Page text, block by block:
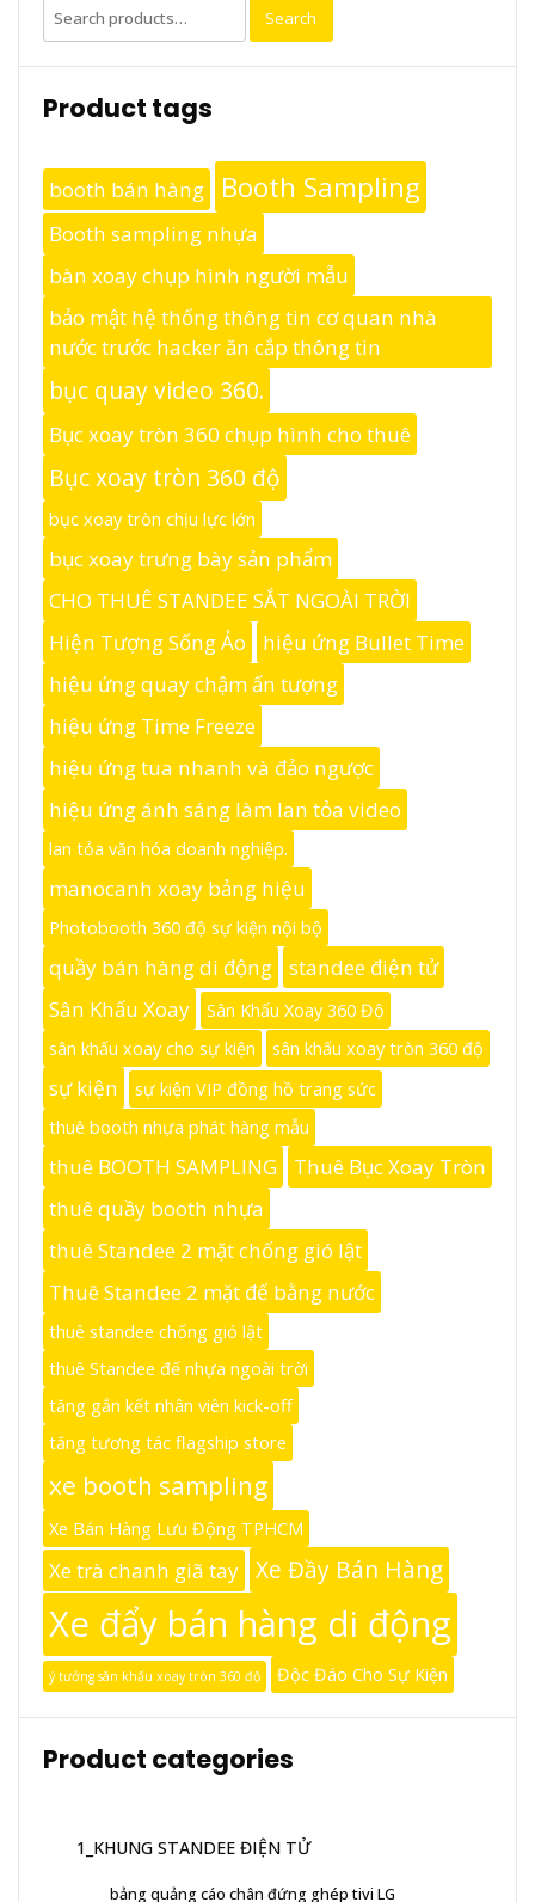
Search
for:
Search
Product tags
booth bán hàng Booth Sampling
Booth sampling nhựa
bàn xoay chụp hình người mẫu
bảo mật hệ thống thông tin cơ quan nhà
nước trước hacker ăn cắp thông tin
bục quay video 360.
Bục xoay tròn 360 chụp hình cho thuê
Bục xoay tròn 360 độ
bục xoay tròn chịu lực lớn
bục xoay trưng bày sản phẩm
CHO THUÊ STANDEE SẮT NGOÀI TRỜI
Hiện Tượng Sống Ảo
hiệu ứng Bullet Time
hiệu ứng quay chậm ấn tượng
hiệu ứng Time Freeze
hiệu ứng tua nhanh và đảo ngược
hiệu ứng ánh sáng làm lan tỏa video
lan tỏa văn hóa doanh nghiệp.
manocanh xoay bảng hiệu
Photobooth 360 độ sự kiện nội bộ
quầy bán hàng di động
standee điện tử
Sân Khấu Xoay
Sân Khấu Xoay 360 Độ
sân khấu xoay cho sự kiện
sân khấu xoay tròn 360 độ
sự kiện
sự kiện VIP đồng hồ trang sức
thuê booth nhựa phát hàng mẫu
thuê BOOTH SAMPLING
Thuê Bục Xoay Tròn
thuê quầy booth nhựa
thuê Standee 2 mặt chống gió lật
Thuê Standee 2 mặt đế bằng nước
thuê standee chống gió lật
thuê Standee đế nhựa ngoài trời
tăng gắn kết nhân viên kick-off
tăng tương tác flagship store
xe booth sampling
Xe Bán Hàng Lưu Động TPHCM
Xe trà chanh giã tay Xe Đầy Bán Hàng
Xe đẩy bán hàng di động
ý tưởng sân khấu xoay tròn 360 độ Độc Đáo Cho Sự Kiện
Product categories
1_KHUNG STANDEE ĐIỆN TỬ
bảng quảng cáo chân đứng ghép tivi LG